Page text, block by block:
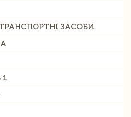
ЗАСОБИ
1